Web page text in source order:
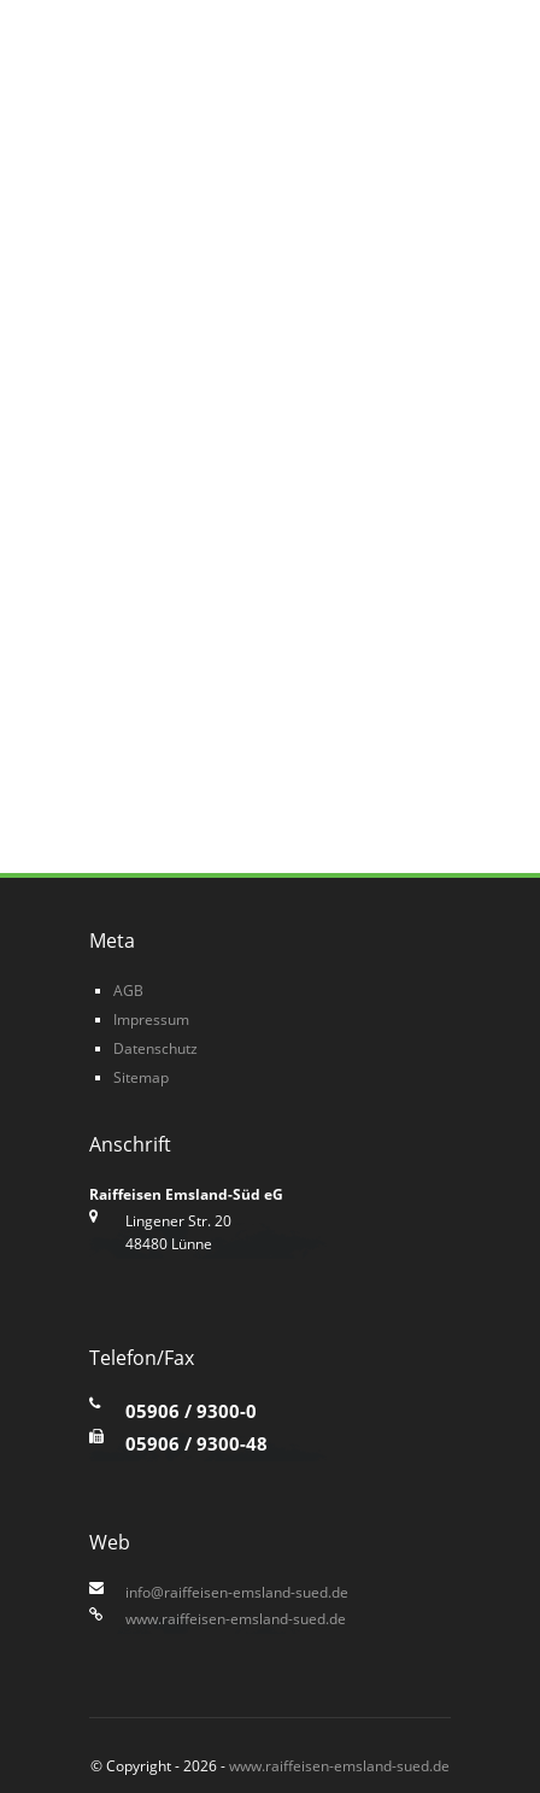
Meta
AGB
Impressum
Datenschutz
Sitemap
Anschrift
Raiffeisen Emsland-Süd eG
Lingener Str. 20
48480 Lünne
Telefon/Fax
05906 / 9300-0
05906 / 9300-48
Web
info@raiffeisen-emsland-sued.de
www.raiffeisen-emsland-sued.de
© Copyright - 2026 -www.raiffeisen-emsland-sued.de